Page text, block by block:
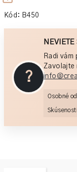
cena:
Kód: B450
?
Radi
Zavolajte
Osobné